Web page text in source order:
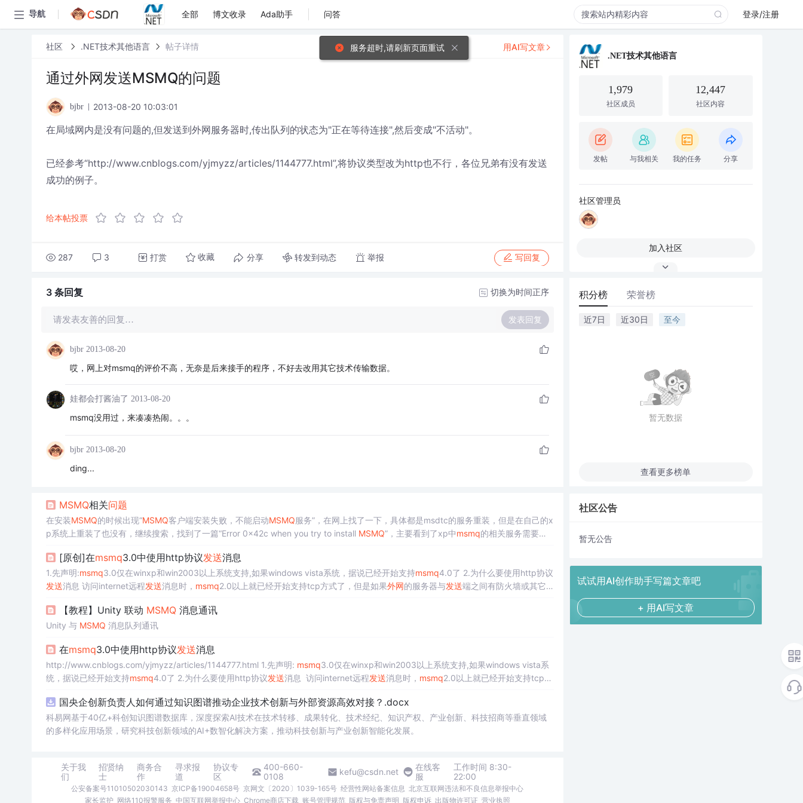
导航 全部 博文收录 Ada助手 问答 登录/注册
社区 .NET技术其他语言 帖子详情
通过外网发送MSMQ的问题
bjbr 2013-08-20 10:03:01
在局域网内是没有问题的,但发送到外网服务器时,传出队列的状态为"正在等待连接",然后变成"不活动"。
已经参考“http://www.cnblogs.com/yjmyzz/articles/1144777.html”,将协议类型改为http也不行，各位兄弟有没有发送
成功的例子。
给本帖投票
287 3 打赏 收藏 分享 转发到动态 举报 写回复
用AI写文章
3 条回复 切换为时间正序
请发表友善的回复… 发表回复
bjbr 2013-08-20
哎，网上对msmq的评价不高，无奈是后来接手的程序，不好去改用其它技术传输数据。
娃都会打酱油了 2013-08-20
msmq没用过，来凑凑热闹。。。
bjbr 2013-08-20
ding...
MSMQ相关问题
在安装MSMQ的时候出现“MSMQ客户端安装失败，不能启动MSMQ服务”，在网上找了一下，具体都是msdtc的服务重装，但是在自己的x
p系统上重装了也没有，继续搜索，找到了一篇“Error 0x42c when you try to install MSMQ”，主要看到了xp中msmq的相关服务需要开
[原创]在msmq3.0中使用http协议发送消息
1.先声明:msmq3.0仅在winxp和win2003以上系统支持,如果windows vista系统，据说已经开始支持msmq4.0了 2.为什么要使用http协议
发送消息 访问internet远程发送消息时， msmq2.0以上就已经开始支持tcp方式了，但是如果外网的服务器与发送端之间有防火墙或其它
【教程】Unity 联动 MSMQ消息通讯
Unity 与 MSMQ 消息队列通讯
在msmq3.0中使用http协议发送消息
http://www.cnblogs.com/yjmyzz/articles/1144777.html 1.先声明: msmq3.0仅在winxp和win2003以上系统支持,如果windows vista系
统，据说已经开始支持msmq 4.0了 2.为什么要使用http协议发送消息 访问internet远程发送消息时， msmq2.0以上就已经开始支持tcp方
国央企创新负责人如何通过知识图谱推动企业技术创新与外部资源高效对接？.docx
科易网基于40亿+科创知识图谱数据库，深度探索AI技术在技术转移、成果转化、技术经纪、知识产权、产业创新、科技招商等垂直领域
的多样化应用场景，研究科技创新领域的AI+数智化解决方案，推动科技创新与产业创新智能化发展。
关于我
们
招贤纳
士
商务合
作
寻求报
道
协议专
区
400-660-
0108
kefu@csdn.net
在线客
服
工作时间 8:30-
22:00
公安备案号11010502030143 京ICP备19004658号 京网文〔2020〕1039-165号 经营性网站备案信息 北京互联网违法和不良信息举报中心
家长监护 网络110报警服务 中国互联网举报中心 Chrome商店下载 账号管理规范 版权与免责声明 版权申诉 出版物许可证 营业执照
.NET技术其他语言
1,979
社区成员
12,447
社区内容
发帖 与我相关 我的任务 分享
社区管理员
加入社区
积分榜 荣誉榜
近7日 近30日 至今
暂无数据
查看更多榜单
社区公告
暂无公告
试试用AI创作助手写篇文章吧
+ 用AI写文章
服务超时,请刷新页面重试